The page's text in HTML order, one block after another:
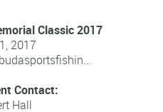
Classic 2017
2017
Contact:
Hall